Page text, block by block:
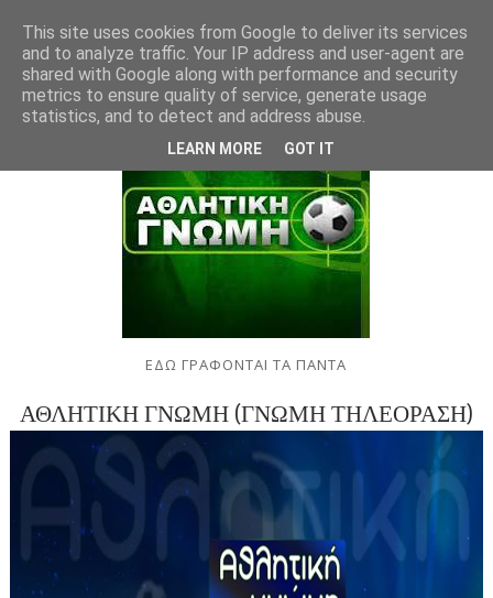
ΕΔΩ ΓΡΑΦΟΝΤΑΙ ΤΑ ΠΑΝΤΑ
ΑΘΛΗΤΙΚΗ ΓΝΩΜΗ (ΓΝΩΜΗ ΤΗΛΕΟΡΑΣΗ)
This site uses cookies from Google to deliver its services
and to analyze traffic. Your IP address and user-agent are
shared with Google along with performance and security
metrics to ensure quality of service, generate usage
statistics, and to detect and address abuse.
LEARN MORE GOT IT